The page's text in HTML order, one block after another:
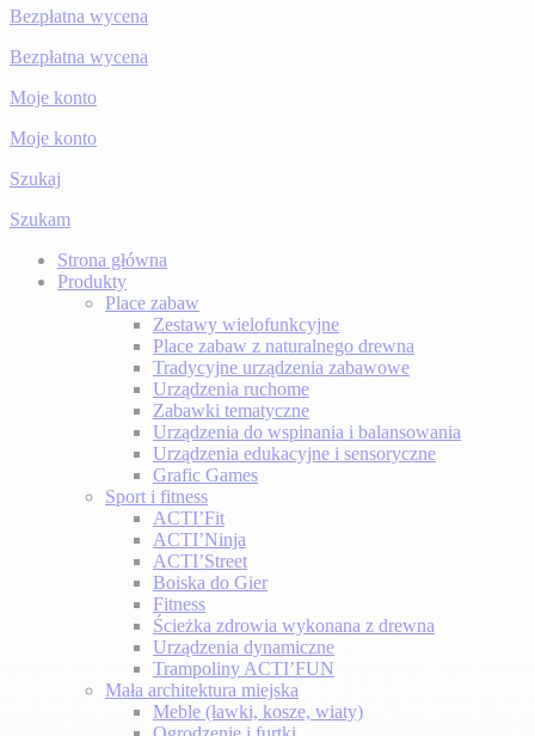
Bezpłatna wycena
Bezpłatna wycena
Moje konto
Moje konto
Szukaj
Szukam
Strona główna
Produkty
Place zabaw
Zestawy wielofunkcyjne
Place zabaw z naturalnego drewna
Tradycyjne urządzenia zabawowe
Urządzenia ruchome
Zabawki tematyczne
Urządzenia do wspinania i balansowania
Urządzenia edukacyjne i sensoryczne
Grafic Games
Sport i fitness
ACTI’Fit
ACTI’Ninja
ACTI’Street
Boiska do Gier
Fitness
Ścieżka zdrowia wykonana z drewna
Urządzenia dynamiczne
Trampoliny ACTI’FUN
Mała architektura miejska
Meble (ławki, kosze, wiaty)